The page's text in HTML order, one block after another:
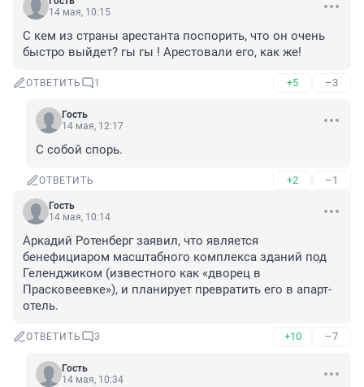
14 мая, 10:15
С кем из страны арестанта поспорить, что он очень
быстро выйдет? гы гы ! Арестовали его, как же!
ОТВЕТИТЬ 1 +5 –3
Гость
14 мая, 12:17
С собой спорь.
ОТВЕТИТЬ +2 –1
Гость
14 мая, 10:14
Аркадий Ротенберг заявил, что является
бенефициаром масштабного комплекса зданий под
Геленджиком (известного как «дворец в
Прасковеевке»), и планирует превратить его в апарт-
отель.
ОТВЕТИТЬ 3 +10 –7
Гость
14 мая, 10:34